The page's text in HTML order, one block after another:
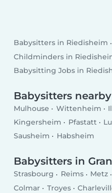
Babysitters in Riedisheim
Childminders in
Babysitting Jobs in
Babysitters nearby
Mulhouse Wittenheim
Kingersheim
Pfastatt
Sausheim
Habsheim
Babysitters in
Strasbourg Reims Metz
Colmar
Troyes